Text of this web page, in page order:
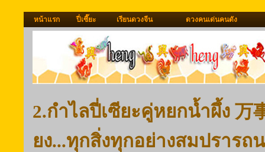
หน้าแรก ปี่เซี๊ยะ เรียนดวงจีน ดวงคนเด่นคนดัง
2.กำไลปี่เซียะคู่หยกน้ำผึ้ง 万
ยง...ทุกสิ่งทุกอย่างสมปรารถ